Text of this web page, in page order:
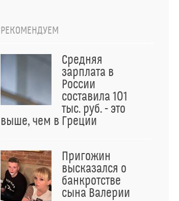
РЕКОМЕНДУЕМ
Средняя
зарплата в
России
составила 101
тыс. руб. - это
выше, чем в Греции
Пригожин
высказался о
банкротстве
сына Валерии